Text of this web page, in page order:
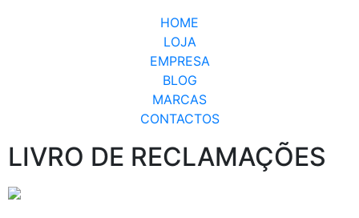
HOME
LOJA
EMPRESA
BLOG
MARCAS
CONTACTOS
LIVRO DE RECLAMAÇÕES